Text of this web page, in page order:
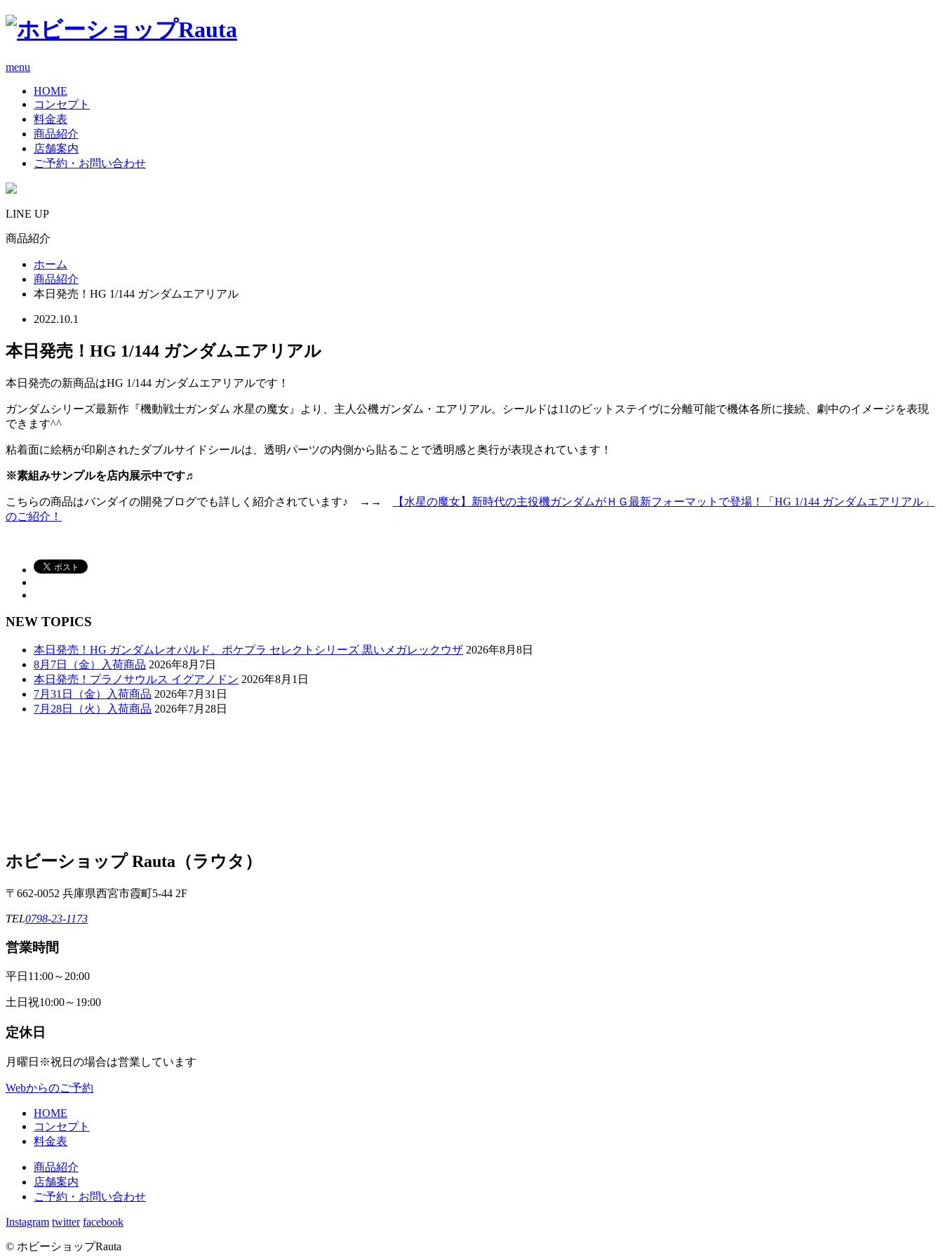
menu
HOME
コンセプト
料金表
商品紹介
店舗案内
ご予約・お問い合わせ
LINE UP
商品紹介
ホーム
商品紹介
本日発売！HG 1/144 ガンダムエアリアル
2022.10.1
本日発売！HG 1/144 ガンダムエアリアル
本日発売の新商品はHG 1/144 ガンダムエアリアルです！
ガンダムシリーズ最新作『機動戦士ガンダム 水星の魔女』より、主人公機ガンダム・エアリアル。シールドは11のビットステイヴに分離可能で機体各所に接続、劇中のイメージを表現
できます^^
粘着面に絵柄が印刷されたダブルサイドシールは、透明パーツの内側から貼ることで透明感と奥行が表現されています！
※素組みサンプルを店内展示中です♬
こちらの商品はバンダイの開発ブログでも詳しく紹介されています♪ →→
【水星の魔女】新時代の主役機ガンダムがＨＧ最新フォーマットで登場！「HG 1/144 ガンダムエアリアル」
のご紹介！
NEW TOPICS
本日発売！HG ガンダムレオパルド、ポケプラ セレクトシリーズ 黒いメガレックウザ 2026年8月8日
8月7日（金）入荷商品 2026年8月7日
本日発売！プラノサウルス イグアノドン 2026年8月1日
7月31日（金）入荷商品 2026年7月31日
7月28日（火）入荷商品 2026年7月28日
ホビーショップ Rauta（ラウタ）
〒662-0052 兵庫県西宮市霞町5-44 2F
TEL0798-23-1173
営業時間
平日 11:00～20:00
土日祝10:00～19:00
定休日
月曜日 ※祝日の場合は営業しています
Webからのご予約
HOME
コンセプト
料金表
商品紹介
店舗案内
ご予約・お問い合わせ
Instagram twitter facebook
© ホビーショップRauta